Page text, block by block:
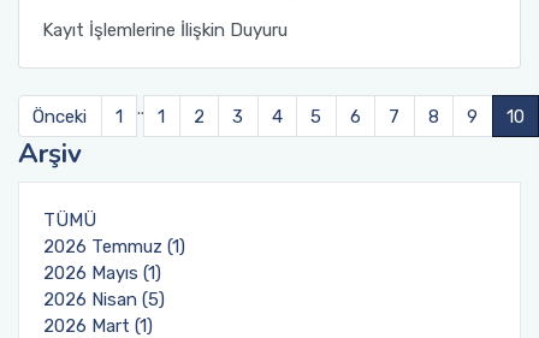
Kayıt İşlemlerine İlişkin Duyuru
Önceki 1 .. 1 2 3 4 5 6 7 8 9 10
Arşiv
TÜMÜ
2026 Temmuz (1)
2026 Mayıs (1)
2026 Nisan (5)
2026 Mart (1)